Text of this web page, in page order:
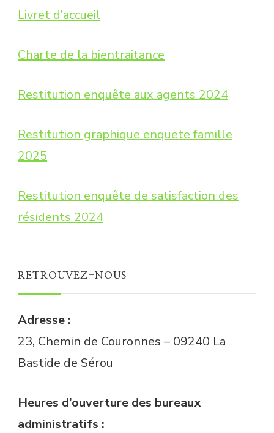
Livret d’accueil
Charte de la bientraitance
Restitution enquête aux agents 2024
Restitution graphique enquete famille
2025
Restitution enquête de satisfaction des
résidents 2024
RETROUVEZ-NOUS
Adresse :
23, Chemin de Couronnes – 09240 La
Bastide de Sérou
Heures d’ouverture des bureaux
administratifs :